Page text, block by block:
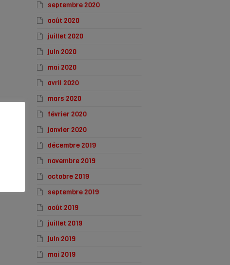
septembre 2020
août 2020
juillet 2020
juin 2020
mai 2020
avril 2020
mars 2020
février 2020
janvier 2020
décembre 2019
novembre 2019
octobre 2019
septembre 2019
août 2019
juillet 2019
juin 2019
mai 2019